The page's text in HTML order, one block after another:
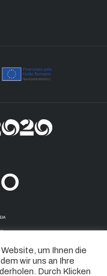
um Ihnen die
wir uns an Ihre
Durch Klicken